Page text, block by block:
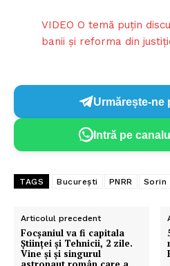
VIDEO O temă puțin
banii și reforma din
Urmărește-ne
Intră pe
TAGS București PNRR Sorin
Articolul precedent
Focșaniul va fi capitala
Științei și Tehnicii, 2 zile.
Vine și și singurul